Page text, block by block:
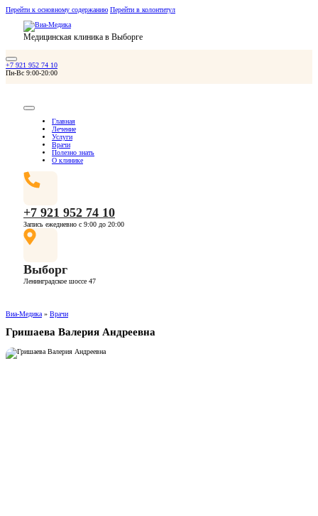
Перейти к основному содержанию Перейти в колонтитул
Медицинская клиника в Выборге
+7 921 952 74 10
Пн-Вс 9:00-20:00
Главная
Лечение
Услуги
Врачи
Полезно знать
О клинике
+7 921 952 74 10
Запись ежедневно с 9:00 до 20:00
Выборг
Ленинградское шоссе 47
Виа-Медика » Врачи
Гришаева Валерия Андреевна